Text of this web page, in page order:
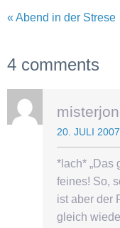
« Abend in der Strese
4 comments
20. JULI
*lach* „Das
feines! So,
ist aber der
gleich